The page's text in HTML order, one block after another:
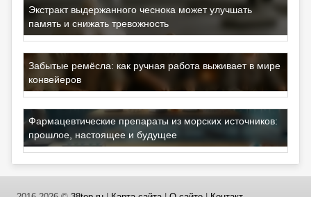
Экстракт выдержанного чеснока может улучшать
память и снижать тревожность
Забытые ремёсла: как ручная работа выживает в мире
конвейеров
Фармацевтические препараты из морских источников:
прошлое, настоящее и будущее